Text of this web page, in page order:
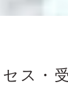
ス・